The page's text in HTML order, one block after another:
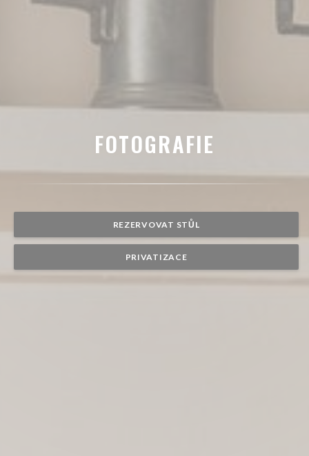
FOTOGRAFIE
REZERVOVAT STŮL
PRIVATIZACE